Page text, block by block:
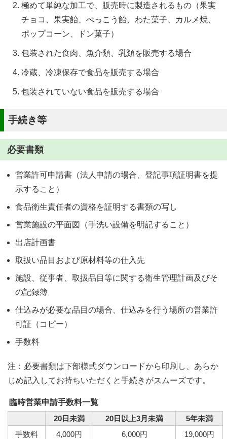
極めて単純な加工で、販売時に製造されるもの（果実
チョコ、果実飴、べっこう飴、わた菓子、カルメ焼、
ポップコーン、ドン菓子）
包装された食肉、魚介類、乳類を販売する場合
冷蔵、冷凍保存で食品を販売する場合
包装されていない食品を販売する場合
手続き等
必要書類
営業許可申請書（法人申請の場合、登記事項証明書を提
示すること）
食品衛生責任者の資格を証明する書類の写し
営業施設の平面図（手洗い設備を明記すること）
出店計画書
取扱い品目および原材料等の仕入先
施設、従事者、取扱品目等に関する衛生管理計画及びそ
の記録簿
仕込みが必要な品目の場合、仕込みを行う場所の営業許
可証（コピー）
手数料
注：必要書類は下部様式ダウンロードから印刷し、あらか
じめ記入してお持ちいただくと手続きがスムーズです。
臨時営業申請手数料一覧
20日未満
20日以上3月未満
5年未満
手数料
4,000円 6,000円 19,000円